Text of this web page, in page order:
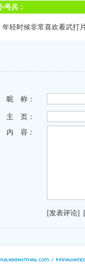
号兵：
年轻时候非常喜欢看武打
昵 称：
主 页：
内 容：
[发表评论]